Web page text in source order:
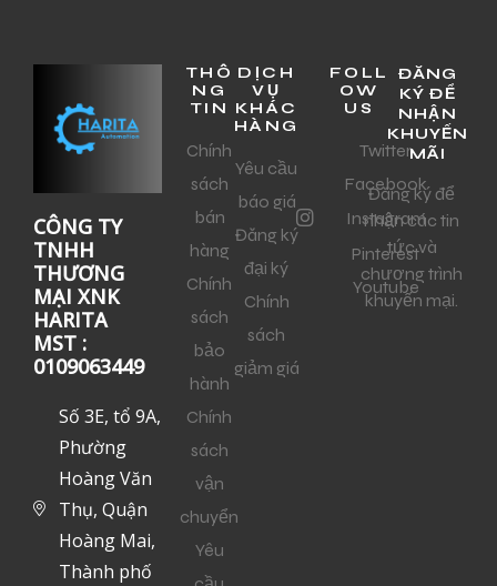
CÔNG TY
TNHH
THƯƠNG
MẠI XNK
HARITA
MST :
0109063449
Số 3E, tổ 9A,
Phường
Hoàng Văn
Thụ, Quận
Hoàng Mai,
Thành phố
THÔ
NG
TIN
Chính
sách
bán
hàng
Chính
sách
bảo
hành
Chính
sách
vận
chuyển
Yêu
DỊCH
VỤ
KHÁC
HÀNG
Yêu cầu
báo giá
Đăng ký
đại ký
Chính
sách
giảm giá
FOLL
OW
US
Twitter
Facebook
Instagram
Pinterest
Youtube
ĐĂNG
KÝ ĐỂ
NHẬN
KHUYẾN
MÃI
Đăng ký để
nhận các tin
tức và
chương trình
khuyến mại.